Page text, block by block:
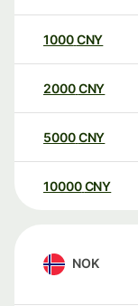
1000CNY
2000CNY
5000CNY
10000 CNY
NOK